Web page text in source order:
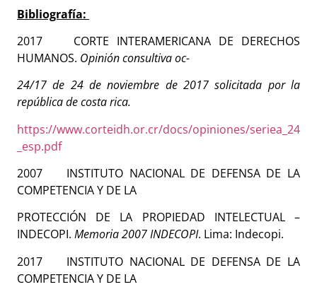
Bibliografía:
2017 CORTE INTERAMERICANA DE DERECHOS
HUMANOS. Opinión consultiva oc-
24/17 de 24 de noviembre de 2017 solicitada por la
república de costa rica.
https://www.corteidh.or.cr/docs/opiniones/seriea_24
_esp.pdf
2007 INSTITUTO NACIONAL DE DEFENSA DE LA
COMPETENCIA Y DE LA
PROTECCIÓN DE LA PROPIEDAD INTELECTUAL –
INDECOPI. Memoria 2007 INDECOPI. Lima: Indecopi.
2017 INSTITUTO NACIONAL DE DEFENSA DE LA
COMPETENCIA Y DE LA